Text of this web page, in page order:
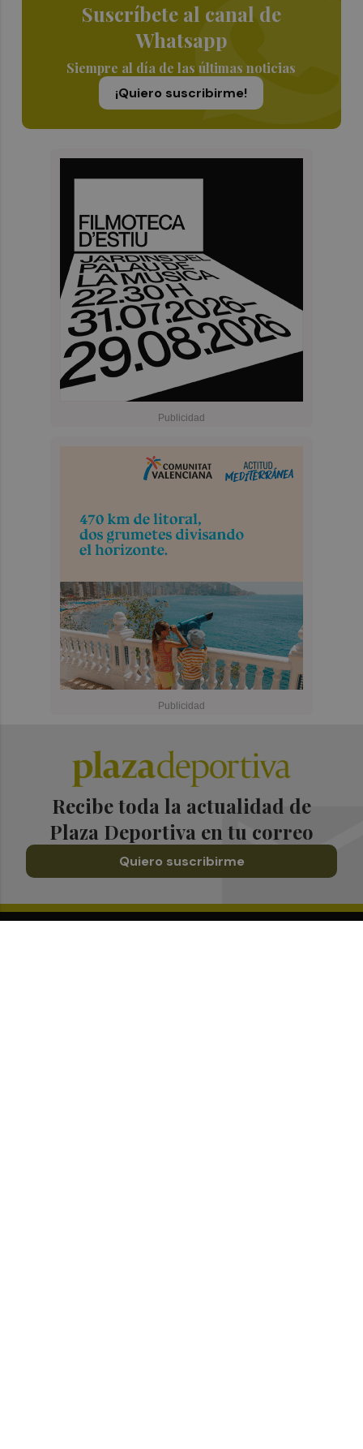
Suscríbete al canal de
Whatsapp
Siempre al día de las últimas noticias
¡Quiero suscribirme!
Recibe toda la actualidad de
Plaza Deportiva en tu correo
Quiero suscribirme